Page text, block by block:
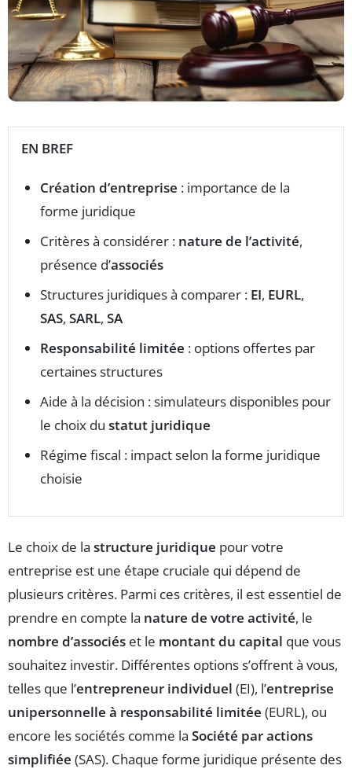
EN BREF
Création d’entreprise : importance de la
forme juridique
Critères à considérer : nature de l’activité,
présence d’associés
Structures juridiques à comparer : EI, EURL,
SAS, SARL, SA
Responsabilité limitée : options offertes par
certaines structures
Aide à la décision : simulateurs disponibles pour
le choix du statut juridique
Régime fiscal : impact selon la forme juridique
choisie
Le choix de la structure juridique pour votre
entreprise est une étape cruciale qui dépend de
plusieurs critères. Parmi ces critères, il est essentiel de
prendre en compte la nature de votre activité, le
nombre d’associés et le montant du capital que vous
souhaitez investir. Différentes options s’offrent à vous,
telles que l’entrepreneur individuel (EI), l’entreprise
unipersonnelle à responsabilité limitée (EURL), ou
encore les sociétés comme la Société par actions
simplifiée (SAS). Chaque forme juridique présente des